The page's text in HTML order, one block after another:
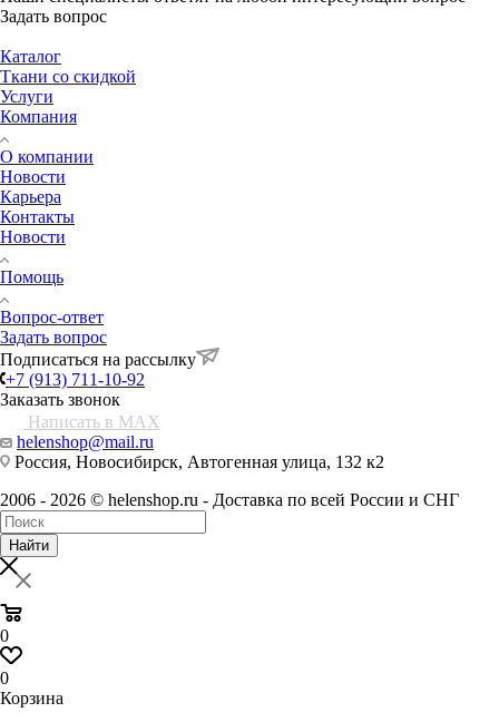
Задать вопрос
Каталог
Ткани со скидкой
Услуги
Компания
О компании
Новости
Карьера
Контакты
Новости
Помощь
Вопрос-ответ
Задать вопрос
Подписаться на рассылку
+7 (913) 711-10-92
Заказать звонок
Написать в MAX
helenshop@mail.ru
Россия, Новосибирск, Автогенная улица, 132 к2
2006 - 2026 © helenshop.ru - Доставка по всей России и СНГ
Найти
0
0
Корзина